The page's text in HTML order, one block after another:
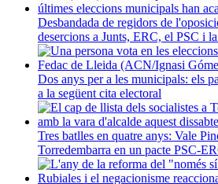
Desbandada de regidors de
desercions a Junts, ERC, el PSC i
Dos anys per a les municipals: els
a la següent cita electoral
Tres batlles en quatre anys: Vale
Torredembarra en un pacte PSC-